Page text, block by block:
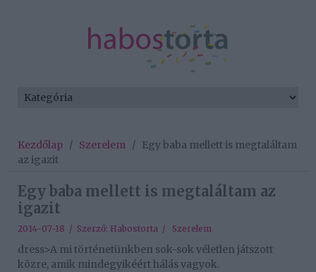
Kezdőlap / Szerelem / Egy baba mellett is megtaláltam
az igazit
Egy baba mellett is megtaláltam az
igazit
2014-07-18 / Szerző: Habostorta / Szerelem
dress>A mi történetünkben sok-sok véletlen játszott
közre, amik mindegyikéért hálás vagyok.